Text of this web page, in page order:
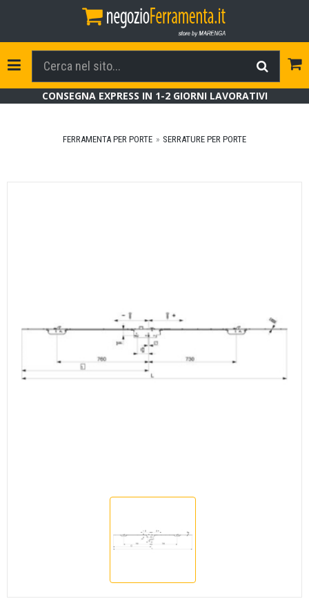
Toggle Navigation
CONSEGNA EXPRESS IN 1-2 GIORNI LAVORATIVI
FERRAMENTA PER PORTE SERRATURE PER PORTE